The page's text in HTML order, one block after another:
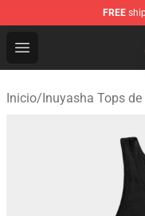
FREE
Open menu
Inuyasha Store -
Inicio/Inuyasha Tops